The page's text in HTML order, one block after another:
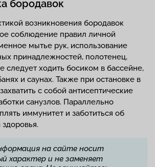
бородавок
возникновения бородавок
соблюдение правил личной
мытье рук, использование
принадлежностей, полотенец,
следует ходить босиком в бассейне,
и саунах. Также при остановке в
с собой антисептические
санузлов. Параллельно
иммунитет и заботиться об
на сайте носит
характер и не заменяет